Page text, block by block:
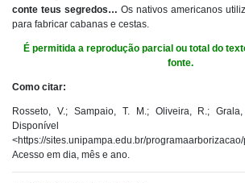
conte teus segredos… Os nativos americanos
para fabricar cabanas e cestas.
É permitida a reprodução parcial ou total do
fonte.
Como citar:
​Rosseto, V.; Sampaio, T. M.; Oliveira, R.;
<https://sites.unipampa.edu.br/
Acesso em dia, mês e ano.